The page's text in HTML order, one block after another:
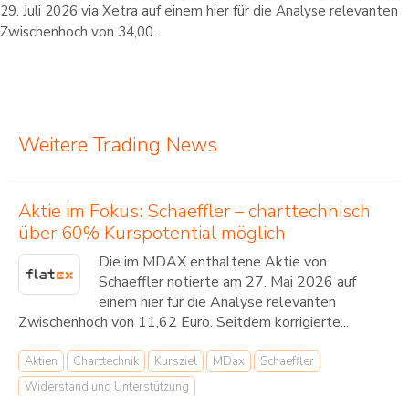
29. Juli 2026 via Xetra auf einem hier für die Analyse relevanten
Zwischenhoch von 34,00...
Weitere Trading News
Aktie im Fokus: Schaeffler – charttechnisch
über 60% Kurspotential möglich
Die im MDAX enthaltene Aktie von
Schaeffler notierte am 27. Mai 2026 auf
einem hier für die Analyse relevanten
Zwischenhoch von 11,62 Euro. Seitdem korrigierte...
Aktien Charttechnik Kursziel MDax
Schaeffler
Widerstand und Unterstützung